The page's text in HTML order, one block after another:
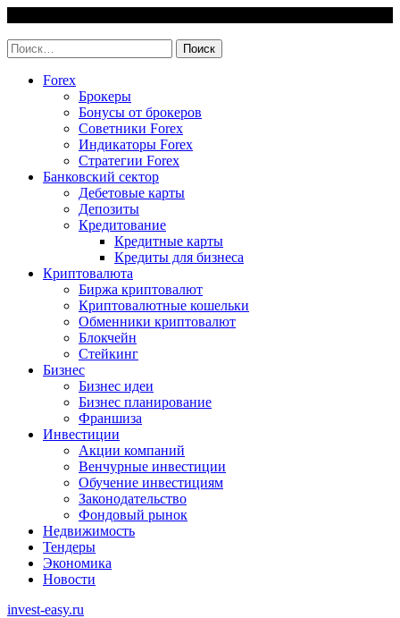
content
Найти:
Forex
Брокеры
Бонусы от брокеров
Советники Forex
Индикаторы Forex
Стратегии Forex
Банковский сектор
Дебетовые карты
Депозиты
Кредитование
Кредитные карты
Кредиты для бизнеса
Криптовалюта
Биржа криптовалют
Криптовалютные кошельки
Обменники криптовалют
Блокчейн
Стейкинг
Бизнес
Бизнес идеи
Бизнес планирование
Франшиза
Инвестиции
Акции компаний
Венчурные инвестиции
Обучение инвестициям
Законодательство
Фондовый рынок
Недвижимость
Тендеры
Экономика
Новости
invest-easy.ru